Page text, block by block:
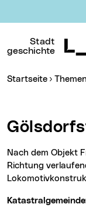
Stadt
geschichte
Sie sind hier:
Startseite Themen
Nach dem Objekt Franckstraße 48a etwa in südwestlicher
Richtung